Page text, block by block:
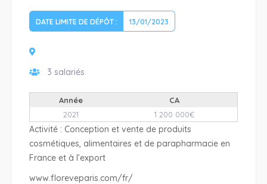
DATE LIMITE DE DÉPÔT : 13/01/2023
3 salariés
Année
CA
2021
1 200 000€
Activité : Conception et vente de produits
cosmétiques, alimentaires et de parapharmacie en
France et à l’export
www.floreveparis.com/fr/